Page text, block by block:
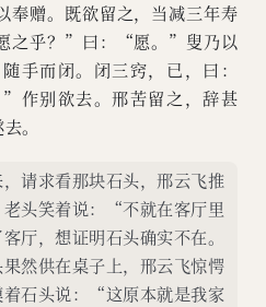
奉赠。既欲留之，当减三年寿
之乎？”曰：“愿。”叟乃以
手而闭。闭三窍，已，曰：
作别欲去。邢苦留之，辞甚
。
请求看那块石头，邢云飞推
头笑着说：“不就在客厅里
厅，想证明石头确实不在。
然供在桌子上，邢云飞惊愕
石头说：“这原本就是我家